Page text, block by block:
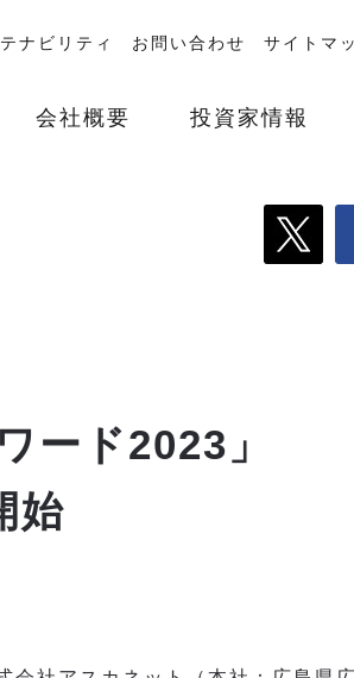
ナビリティ お問い合わせ サイトマ
会社概要 投資家情報
ード2023」
始